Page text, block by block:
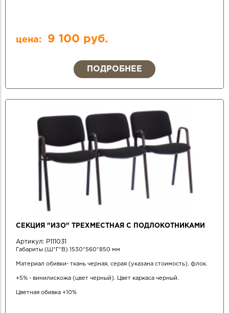
цена: 9 100 руб.
ПОДРОБНЕЕ
СЕКЦИЯ "ИЗО" ТРЕХМЕСТНАЯ С ПОДЛОКОТНИКАМИ
Артикул: Р111031
Габариты (Ш*Г*В) 1530*560*850 мм
Материал обивки- ткань черная, серая (указана стоимость), флок.
+5% - винилискожа (цвет черный). Цвет каркаса черный.
Цветная обивка +10%